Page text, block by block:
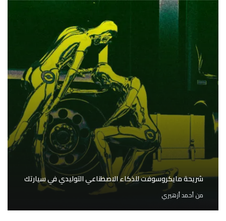
شريحة مايكروسوفت للذكاء الاصطناعي التوليدي في سيارتك
منأحمد أزهيري